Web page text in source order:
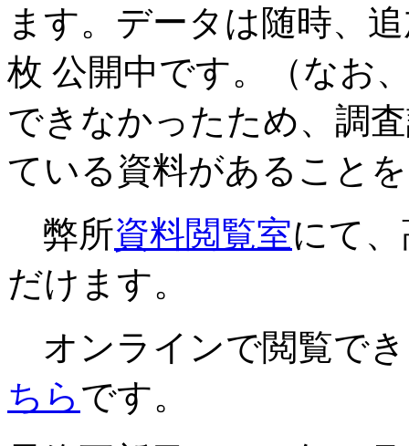
ます。データは随時、
枚 公開中です。（なお
できなかったため、調
ている資料があること
弊所資料閲覧室にて
だけます。
オンラインで閲覧で
ちら です。